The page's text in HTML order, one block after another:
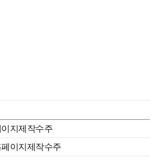
지제작수주
이지제작수주